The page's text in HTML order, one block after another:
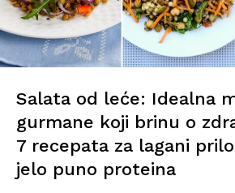
Salata od leće: Idealna
gurmane koji brinu o
7 recepata za lagani
jelo puno proteina